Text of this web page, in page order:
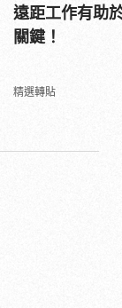
遠距工作有助
關鍵！
精選轉貼